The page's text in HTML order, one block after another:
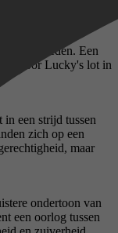
Badnaam tot
muur tussen de
voor het
zal optreden. Een
Lucky's lot in
een strijd tussen
zich op een
maar
ondertoon van
een oorlog tussen